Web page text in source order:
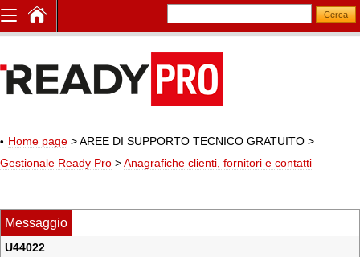
Home page > AREE DI SUPPORTO TECNICO GRATUITO >
Gestionale Ready Pro >Anagrafiche clienti, fornitori e contatti
Messaggio
U44022